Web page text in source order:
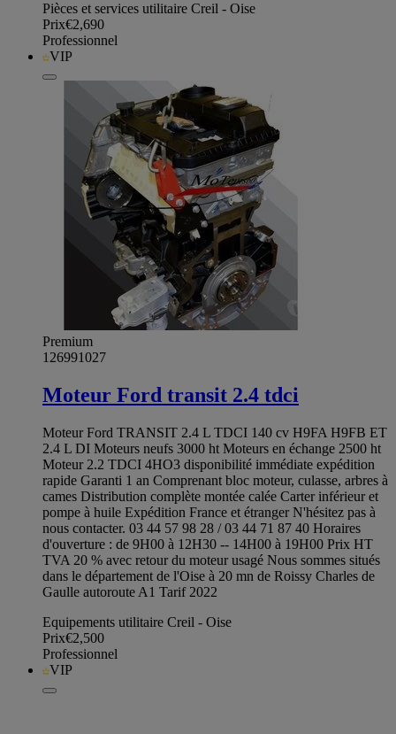
Pièces et services utilitaire Creil - Oise
Prix€2,690
Professionnel
VIP
Premium
126991027
Moteur Ford transit 2.4 tdci
Moteur Ford TRANSIT 2.4 L TDCI 140 cv H9FA H9FB ET
2.4 L DI Moteurs neufs 3000 ht Moteurs en échange 2500 ht
Moteur 2.2 TDCI 4HO3 disponibilité immédiate expédition
rapide Garanti 1 an Comprenant bloc moteur, culasse, arbres à
cames Distribution complète montée calée Carter inférieur et
pompe à huile Expédition France et étranger N'hésitez pas à
nous contacter. 03 44 57 98 28 / 03 44 71 87 40 Horaires
d'ouverture : de 9H00 à 12H30 -- 14H00 à 19H00 Prix HT
TVA 20 % avec retour du moteur usagé Nous sommes situés
dans le département de l'Oise à 20 mn de Roissy Charles de
Gaulle autoroute A1 Tarif 2022
Equipements utilitaire Creil - Oise
Prix€2,500
Professionnel
VIP